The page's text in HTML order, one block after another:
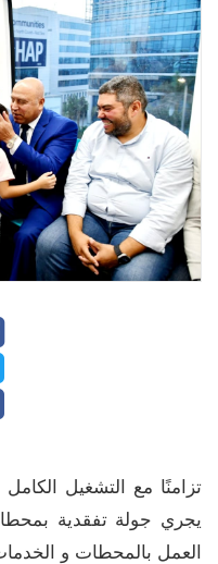
تزامنًا مع التشغيل الكامل
يجري جولة تفقدية
العمل بالمحطات و الخدمات